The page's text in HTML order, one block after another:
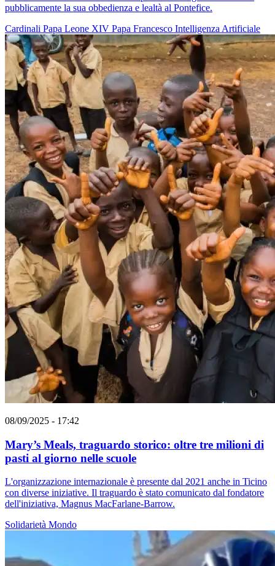
pubblicamente la sua obbedienza e lealtà al Pontefice.
Cardinali Papa Leone XIV Papa Francesco Intelligenza Artificiale
08/09/2025 - 17:42
Mary’s Meals, traguardo storico: oltre tre milioni di
pasti al giorno nelle scuole
L'organizzazione internazionale è presente dal 2021 anche in Ticino
con diverse iniziative. Il traguardo è stato comunicato dal fondatore
dell'iniziativa, Magnus MacFarlane-Barrow.
Solidarietà Mondo